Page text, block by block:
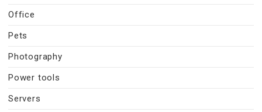
Office
Pets
Photography
Power tools
Servers